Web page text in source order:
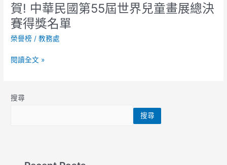
學
生
美
術
賽
名
賀! 中華民國第55屆世界兒童畫展總決
賽得獎名單
榮譽榜 /教務處
賀!
中
華
民
第
世
閱讀全文 »
搜尋
搜尋